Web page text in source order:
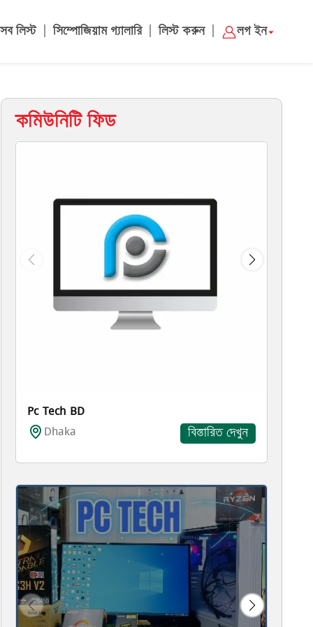
সব লিস্ট সিম্পোজিয়াম গ্যালারি লিস্ট করুন লগ ইন
কমিউনিটি ফিড
Pc Tech BD
Dhaka
বিস্তারিত দেখুন